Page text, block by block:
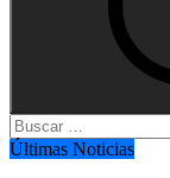
Buscar:
Últimas Noticias